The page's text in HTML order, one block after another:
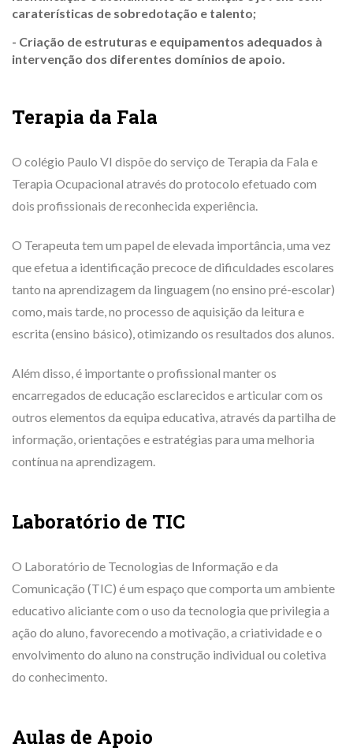
caraterísticas de sobredotação e talento;
- Criação de estruturas e equipamentos adequados à
intervenção dos diferentes domínios de apoio.
Terapia da Fala
O colégio Paulo VI dispõe do serviço de Terapia da Fala e
Terapia Ocupacional através do protocolo efetuado com
dois profissionais de reconhecida experiência.
O Terapeuta tem um papel de elevada importância, uma vez
que efetua a identificação precoce de dificuldades escolares
tanto na aprendizagem da linguagem (no ensino pré-escolar)
como, mais tarde, no processo de aquisição da leitura e
escrita (ensino básico), otimizando os resultados dos alunos.
Além disso, é importante o profissional manter os
encarregados de educação esclarecidos e articular com os
outros elementos da equipa educativa, através da partilha de
informação, orientações e estratégias para uma melhoria
contínua na aprendizagem.
Laboratório de TIC
O Laboratório de Tecnologias de Informação e da
Comunicação (TIC) é um espaço que comporta um ambiente
educativo aliciante com o uso da tecnologia que privilegia a
ação do aluno, favorecendo a motivação, a criatividade e o
envolvimento do aluno na construção individual ou coletiva
do conhecimento.
Aulas de Apoio